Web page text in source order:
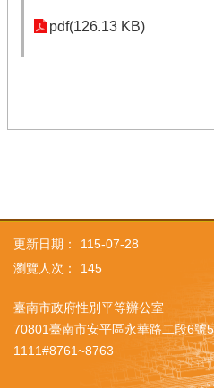
pdf(126.13 KB)
更新日期：
115-07-28
瀏覽人次：
145
臺南市政府性別平
70801臺南市安平區永華路二
1111#8761~8763